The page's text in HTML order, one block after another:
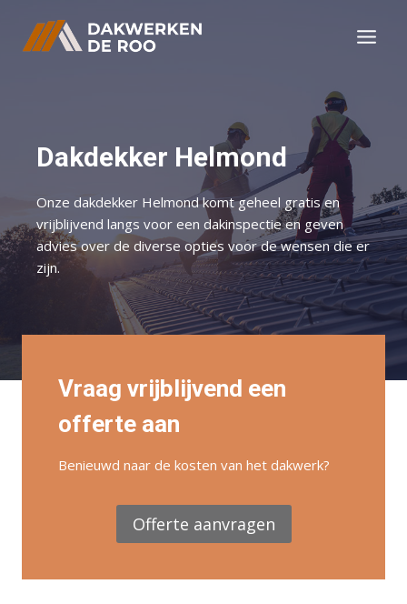
inhoud
Dakdekker Helmond
Onze dakdekker Helmond komt geheel gratis en
vrijblijvend langs voor een dakinspectie en geven
advies over de diverse opties voor de wensen die er
zijn.
Vraag vrijblijvend een
offerte aan
Benieuwd naar de kosten van het dakwerk?
Offerte aanvragen